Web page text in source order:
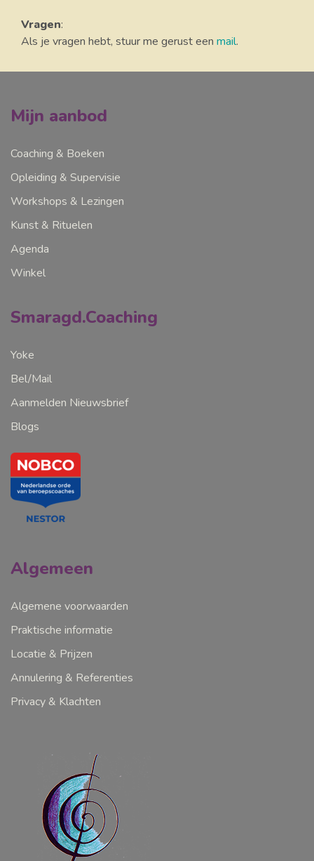
Vragen:
Als je vragen hebt, stuur me gerust een mail.
Mijn aanbod
Coaching & Boeken
Opleiding & Supervisie
Workshops & Lezingen
Kunst & Rituelen
Agenda
Winkel
Smaragd.Coaching
Yoke
Bel/Mail
Aanmelden Nieuwsbrief
Blogs
Algemeen
Algemene voorwaarden
Praktische informatie
Locatie & Prijzen
Annulering & Referenties
Privacy & Klachten